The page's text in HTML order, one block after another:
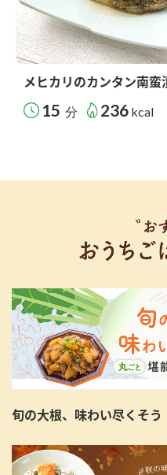
メヒカリのカンタン南蛮
15 分 236 kcal
旬の大根、味わい尽くそ